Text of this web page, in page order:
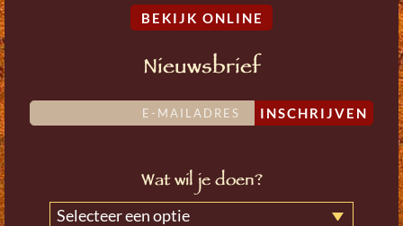
BEKIJK ONLINE
Nieuwsbrief
INSCHRIJVEN
Wat wil je doen?
Selecteer een optie